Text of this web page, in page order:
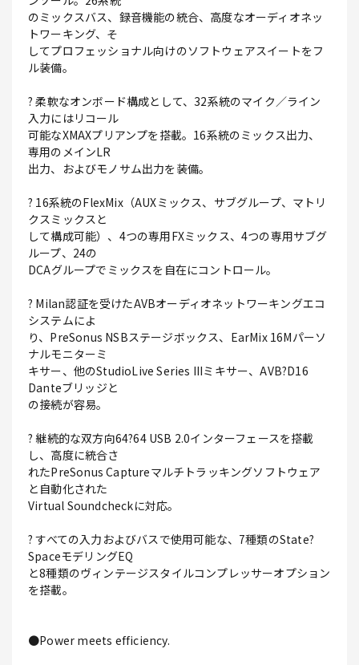
のミックスバス、録音機能の統合、高度なオーディオネッ
トワーキング、そ
してプロフェッショナル向けのソフトウェアスイートをフ
ル装備。
? 柔軟なオンボード構成として、32系統のマイク／ライン
入力にはリコール
可能なXMAXプリアンプを搭載。16系統のミックス出力、
専用のメインLR
出力、およびモノサム出力を装備。
? 16系統のFlexMix（AUXミックス、サブグループ、マトリ
クスミックスと
して構成可能）、4つの専用FXミックス、4つの専用サブグ
ループ、24の
DCAグループでミックスを自在にコントロール。
? Milan認証を受けたAVBオーディオネットワーキングエコ
システムによ
り、PreSonus NSBステージボックス、EarMix 16Mパーソ
ナルモニターミ
キサー、他のStudioLive Series IIIミキサー、AVB?D16
Danteブリッジと
の接続が容易。
? 継続的な双方向64?64 USB 2.0インターフェースを搭載
し、高度に統合さ
れたPreSonus Captureマルチトラッキングソフトウェア
と自動化された
Virtual Soundcheckに対応。
? すべての入力およびバスで使用可能な、7種類のState?
SpaceモデリングEQ
と8種類のヴィンテージスタイルコンプレッサーオプション
を搭載。
●Power meets efficiency.